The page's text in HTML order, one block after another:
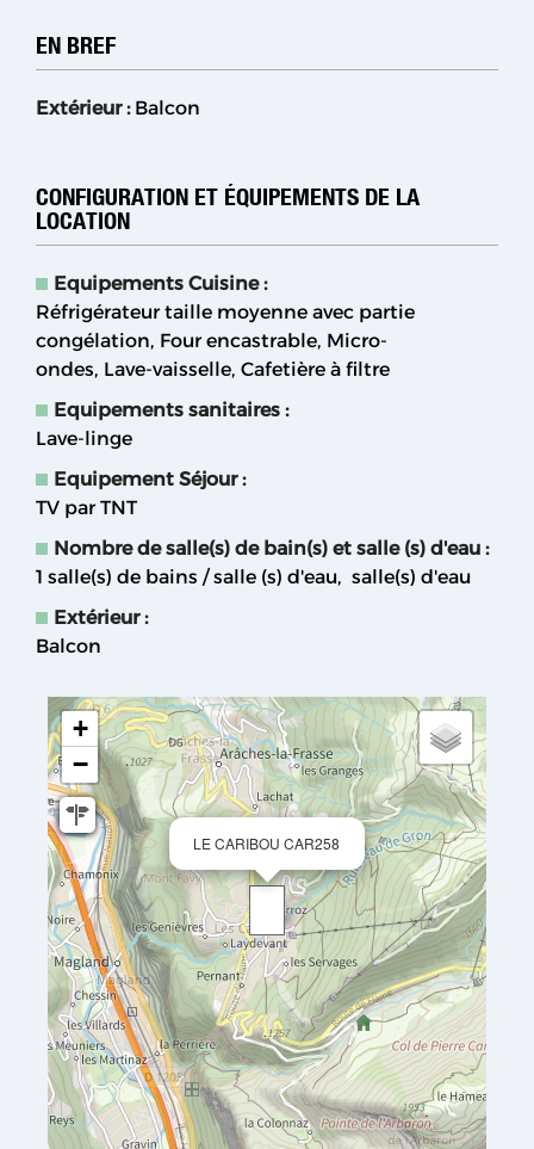
EN BREF
Extérieur: Balcon
CONFIGURATION ET ÉQUIPEMENTS DE LA
LOCATION
Equipements Cuisine:
Réfrigérateur taille moyenne avec partie
congélation Four encastrable Micro-
ondes Lave-vaisselle Cafetière à filtre
Equipements sanitaires :
Lave-linge
Equipement Séjour:
TV par TNT
Nombre de salle(s) de bain(s) et salle (s) d'eau :
1 salle(s) de bains / salle (s) d'eau
salle(s) d'eau
Extérieur:
Balcon
LE CARIBOU CAR258
+
−